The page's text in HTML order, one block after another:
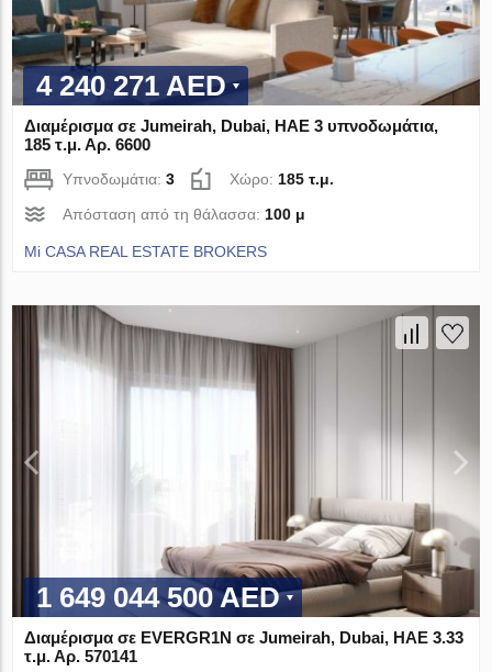
4 240 271 AED
Διαμέρισμα σε Jumeirah, Dubai, ΗΑΕ 3 υπνοδωμάτια,
185 τ.μ. Αρ. 6600
Υπνοδωμάτια:3 Χώρο: 185 τ.μ.
Απόσταση από τη θάλασσα: 100 μ
Mi CASA REAL ESTATE BROKERS
1 649 044 500 AED
Διαμέρισμα σε EVERGR1N σε Jumeirah, Dubai, ΗΑΕ 3.33
τ.μ. Αρ. 570141